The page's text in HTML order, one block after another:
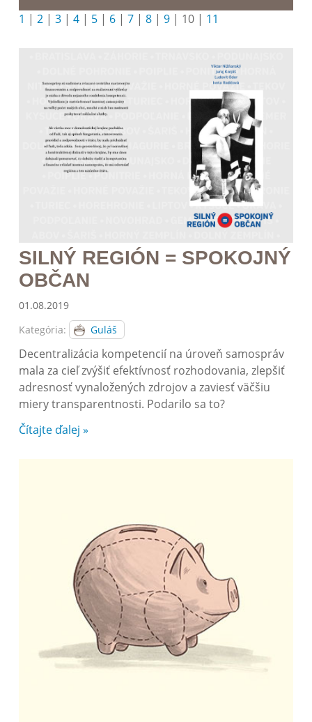
1 | 2| 3| 4| 5| 6| 7| 8| 9| 10| 11
SILNÝ REGIÓN = SPOKOJNÝ
OBČAN
01.08.2019
Kategória:
Guláš
Decentralizácia kompetencií na úroveň samospráv
mala za cieľ zvýšiť efektívnosť rozhodovania, zlepšiť
adresnosť vynaložených zdrojov a zaviesť väčšiu
miery transparentnosti. Podarilo sa to?
Čítajte ďalej »